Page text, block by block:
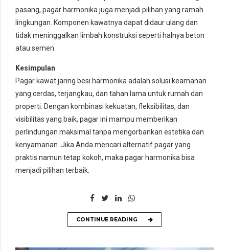
pasang, pagar harmonika juga menjadi pilihan yang ramah
lingkungan. Komponen kawatnya dapat didaur ulang dan
tidak meninggalkan limbah konstruksi seperti halnya beton
atau semen.
Kesimpulan
Pagar kawat jaring besi harmonika adalah solusi keamanan
yang cerdas, terjangkau, dan tahan lama untuk rumah dan
properti. Dengan kombinasi kekuatan, fleksibilitas, dan
visibilitas yang baik, pagar ini mampu memberikan
perlindungan maksimal tanpa mengorbankan estetika dan
kenyamanan. Jika Anda mencari alternatif pagar yang
praktis namun tetap kokoh, maka pagar harmonika bisa
menjadi pilihan terbaik.
CONTINUE READING